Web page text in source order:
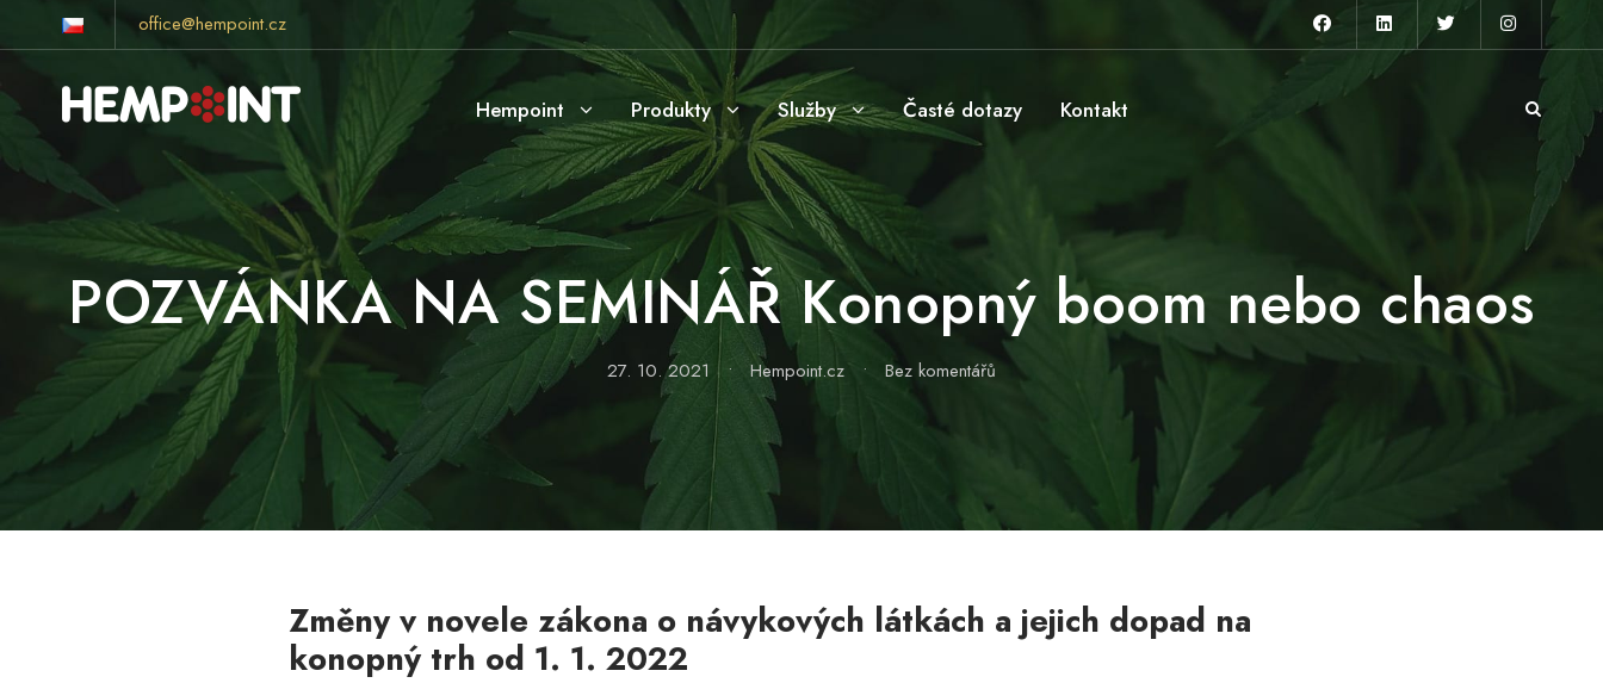
office@hempoint.cz
Hempoint Produkty Služby Časté dotazy Kontakt
POZVÁNKA NA SEMINÁŘ Konopný boom nebo chaos
27. 10. 2021 • Hempoint.cz • Bez komentářů
Změny v novele zákona o návykových látkách a jejich dopad na
konopný trh od 1. 1. 2022